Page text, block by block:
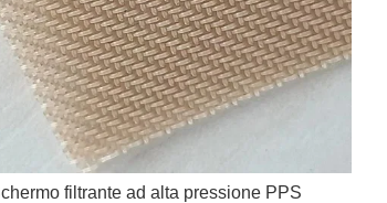
filtrante ad alta pressione PPS